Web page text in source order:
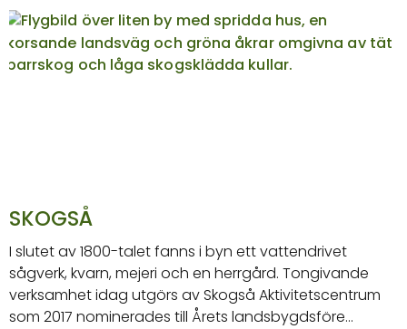
SKOGSÅ
I slutet av 1800-talet fanns i byn ett vattendrivet
sågverk, kvarn, mejeri och en herrgård. Tongivande
verksamhet idag utgörs av Skogså Aktivitetscentrum
som 2017 nominerades till Årets landsbygdsföre…